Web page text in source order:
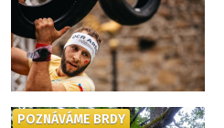
POZNÁVÁME BRDY